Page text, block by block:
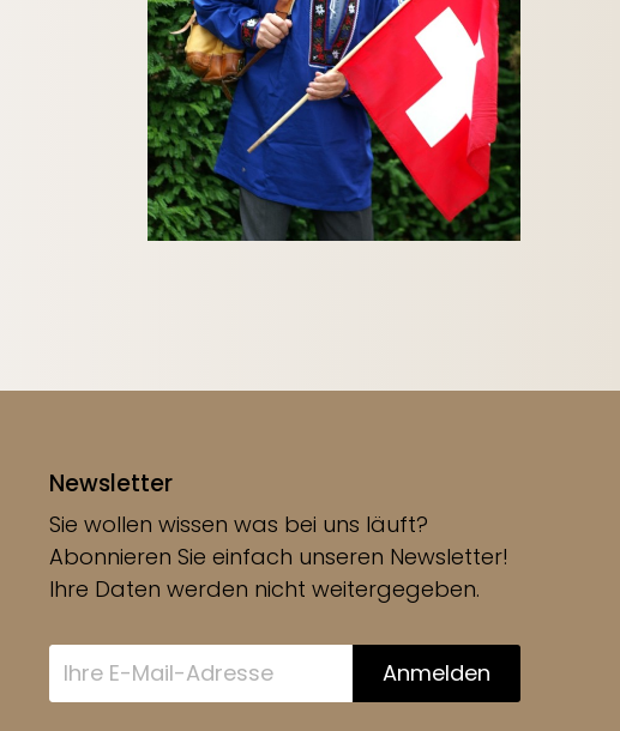
Newsletter
Sie wollen wissen was bei uns läuft?
Abonnieren Sie einfach unseren Newsletter!
Ihre Daten werden nicht weitergegeben.